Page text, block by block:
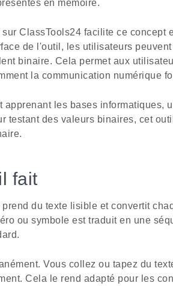
en mémoire.
sur ClassTools24 facilite ce concept
de l'outil, les utilisateurs
binaire. Cela permet aux
la communication numérique
apprenant les bases informatiques,
testant des valeurs binaires, cet
fait
prend du texte lisible et convertit
ou symbole est traduit en une
Vous collez ou tapez du
Cela le rend adapté pour les